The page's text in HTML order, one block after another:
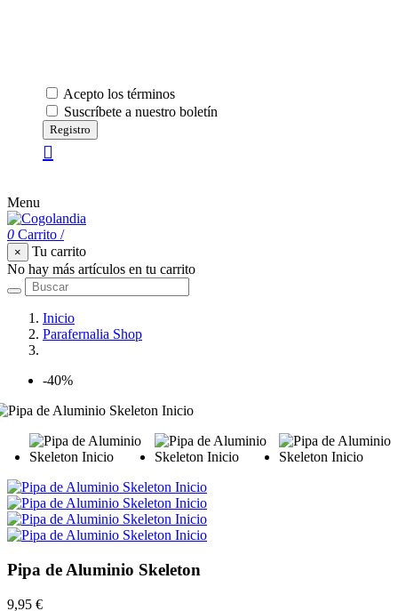
Acepto los términos
Suscríbete a nuestro boletín
Registro
Menu
0 Carrito /
×
Tu carrito
No hay más artículos en tu carrito
Inicio
Parafernalia Shop
-40%
Pipa de Aluminio Skeleton
9,95 €